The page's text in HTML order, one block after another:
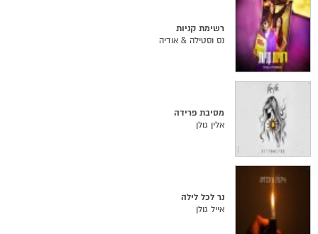
רשימת קניות
נס וסטילה & אודיה
מסיבת פרידה
אלין גולן
נר לכל לילה
אייל גולן